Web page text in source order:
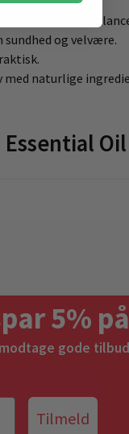
og
og velvære.
med naturlige
5%
gode tilbud
Tilmeld